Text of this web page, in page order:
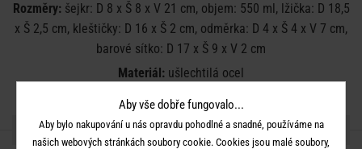
Rozměry:šejkr: D 8 x Š 8 x V 21 cm, objem: 550 ml, lžička: D 18,5
x Š 2,5 cm, kleštičky: D 16 x Š 2 cm, odměrka: D 4 x Š 4 x V 7 cm,
barové sítko: D 17 x Š 9 x V 2 cm
Materiál: ušlechtilá ocel
SDÍLEJTE S PŘÁTELI
Aby vše dobře fungovalo...
Aby bylo nakupování u nás opravdu pohodlné a snadné, používáme na
našich webových stránkách soubory cookie. Cookies jsou malé soubory,